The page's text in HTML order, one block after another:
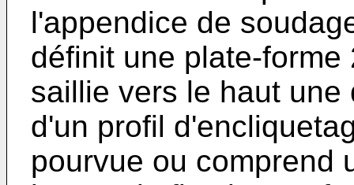
l'appendice de
définit une plate-
saillie vers le haut
d'un profil
pourvue ou comprend